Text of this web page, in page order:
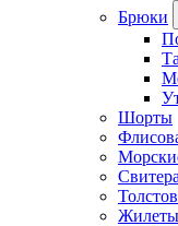
Брюки
Шорты
Свитера
Жилеты